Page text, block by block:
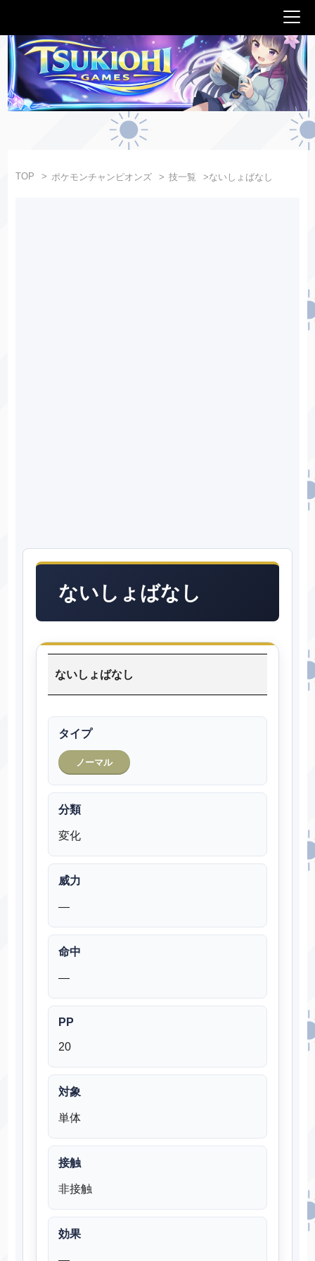
TOP ポケモンチャンピオンズ 技一覧 ないしょばなし
ないしょばなし
ないしょばなし
タイプ
ノーマル
分類
変化
威力
―
命中
―
PP
20
対象
単体
接触
非接触
効果